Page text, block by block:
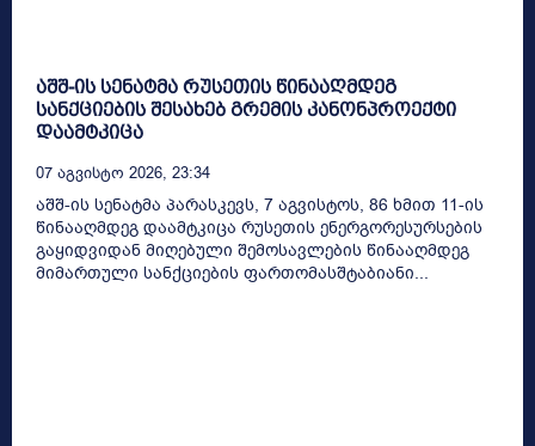
აშშ-ის სენატმა რუსეთის წინააღმდეგ
სანქციების შესახებ გრემის კანონპროექტი
დაამტკიცა
07 Აგვისტო 2026, 23:34
აშშ-ის სენატმა პარასკევს, 7 აგვისტოს, 86 ხმით 11-ის
წინააღმდეგ დაამტკიცა რუსეთის ენერგორესურსების
გაყიდვიდან მიღებული შემოსავლების წინააღმდეგ
მიმართული სანქციების ფართომასშტაბიანი...